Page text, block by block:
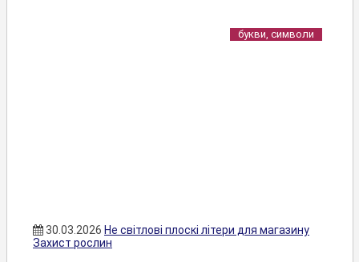
букви, символи
30.03.2026 Не світлові плоскі літери для магазину
Захист рослин